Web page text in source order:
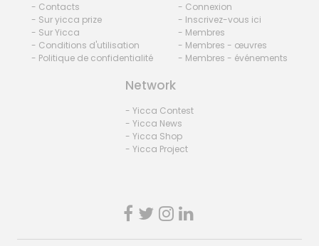
- Contacts
- Sur yicca prize
- Sur Yicca
- Conditions d'utilisation
- Politique de confidentialité
- Connexion
- Inscrivez-vous ici
- Membres
- Membres - œuvres
- Membres - événements
Network
- Yicca Contest
- Yicca News
- Yicca Shop
- Yicca Project